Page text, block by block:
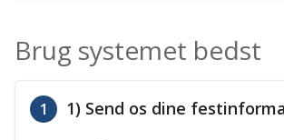
Brug systemet bedst
1 1) Send os dine